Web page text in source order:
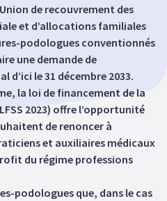
de recouvrement des
et d’allocations familiales
podologues conventionnés
une demande de
d’ici le 31 décembre 2033.
la loi de financement de la
2023) offre l’opportunité
de renoncer à
et auxiliaires médicaux
du régime professions
podologues que, dans le cas